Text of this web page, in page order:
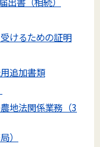
けるための証明
追加書類
地法関係業務（3
）